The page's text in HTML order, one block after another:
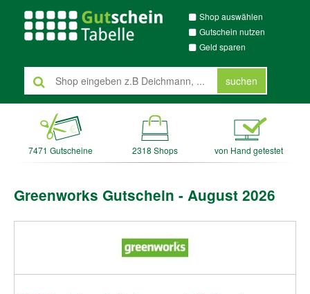
Shop auswählen
Gutschein nutzen
Geld sparen
suchen
7471 Gutscheine 2318 Shops von Hand getestet
Greenworks Gutschein - August 2026